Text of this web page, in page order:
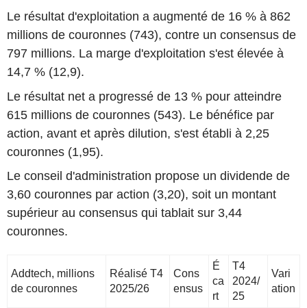
Le résultat d'exploitation a augmenté de 16 % à 862
millions de couronnes (743), contre un consensus de
797 millions. La marge d'exploitation s'est élevée à
14,7 % (12,9).
Le résultat net a progressé de 13 % pour atteindre
615 millions de couronnes (543). Le bénéfice par
action, avant et après dilution, s'est établi à 2,25
couronnes (1,95).
Le conseil d'administration propose un dividende de
3,60 couronnes par action (3,20), soit un montant
supérieur au consensus qui tablait sur 3,44
couronnes.
Addtech, millions
de couronnes
Réalisé T4
2025/26
Cons
ensus
É
ca
rt
T4
2024/
25
Vari
ation